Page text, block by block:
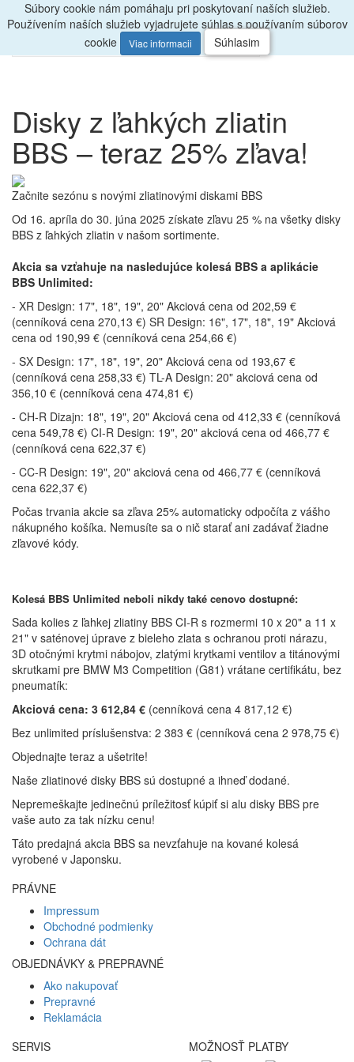
Radiporadíme, zavolajte047/4397722
Menu
0
Disky z ľahkých zliatin
BBS – teraz 25% zľava!
Začnite sezónu s novými zliatinovými diskami BBS
Od 16. apríla do 30. júna 2025 získate zľavu 25 % na všetky disky
BBS z ľahkých zliatin v našom sortimente.
Akcia sa vzťahuje na nasledujúce kolesá BBS a aplikácie
BBS Unlimited:
- XR Design: 17", 18", 19", 20" Akciová cena od 202,59 €
(cenníková cena 270,13 €) SR Design: 16", 17", 18", 19" Akciová
cena od 190,99 € (cenníková cena 254,66 €)
- SX Design: 17", 18", 19", 20" Akciová cena od 193,67 €
(cenníková cena 258,33 €) TL-A Design: 20" akciová cena od
356,10 € (cenníková cena 474,81 €)
- CH-R Dizajn: 18", 19", 20" Akciová cena od 412,33 € (cenníková
cena 549,78 €) CI-R Design: 19", 20" akciová cena od 466,77 €
(cenníková cena 622,37 €)
- CC-R Design: 19", 20" akciová cena od 466,77 € (cenníková
cena 622,37 €)
Počas trvania akcie sa zľava 25% automaticky odpočíta z vášho
nákupného košíka. Nemusíte sa o nič starať ani zadávať žiadne
zľavové kódy.
Kolesá BBS Unlimited neboli nikdy také cenovo dostupné:
Sada kolies z ľahkej zliatiny BBS CI-R s rozmermi 10 x 20" a 11 x
21" v saténovej úprave z bieleho zlata s ochranou proti nárazu,
3D otočnými krytmi nábojov, zlatými krytkami ventilov a titánovými
skrutkami pre BMW M3 Competition (G81) vrátane certifikátu, bez
pneumatík:
Akciová cena: 3 612,84 € (cenníková cena 4 817,12 €)
Bez unlimited príslušenstva: 2 383 € (cenníková cena 2 978,75 €)
Objednajte teraz a ušetrite!
Naše zliatinové disky BBS sú dostupné a ihneď dodané.
Nepremeškajte jedinečnú príležitosť kúpiť si alu disky BBS pre
vaše auto za tak nízku cenu!
Táto predajná akcia BBS sa nevzťahuje na kované kolesá
vyrobené v Japonsku.
PRÁVNE
Impressum
Obchodné podmienky
Ochrana dát
OBJEDNÁVKY & PREPRAVNÉ
Ako nakupovať
Prepravné
Reklamácia
SERVIS
MOŽNOSŤ PLATBY
Súbory cookie nám pomáhaju pri poskytovaní naších služieb.
Používením naších služieb vyjadrujete súhlas s používaním súborov
cookie
Viac informacii Súhlasim